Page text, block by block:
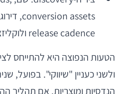
release cadence ולוקליזציה.
הטעות הנפוצה היא להתייחס
ולשני כעניין "שיווקי". בפועל,
הנדסיות ומוצריות. אם תהליך